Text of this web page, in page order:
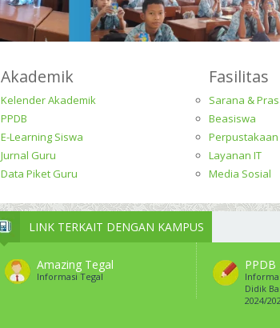
Akademik
Kelender Akademik
PPDB
E-Learning Siswa
Jurnal Guru
Data Piket Guru
Fasilitas
Sarana &
Beasiswa
Perpustakaan
Layanan IT
Media Sosial
LINK TERKAIT DENGAN KAMPUS
Amazing Tegal
Informasi Tegal
PPDB
Didik
2024/